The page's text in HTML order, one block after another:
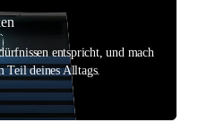
entspricht, und mach
Teil deines Alltags.